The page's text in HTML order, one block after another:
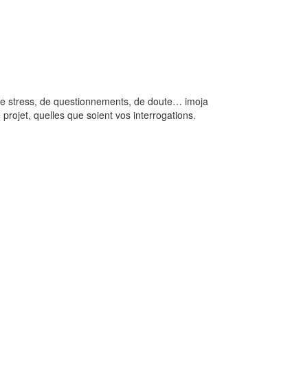
stress, de questionnements, de doute… imoja
quelles que soient vos interrogations.